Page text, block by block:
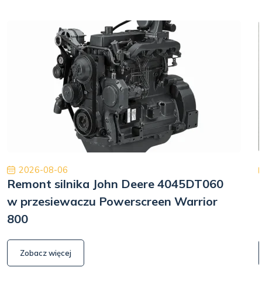
2026-08-06
Remont silnika John Deere 4045DT060
w przesiewaczu Powerscreen Warrior
800
Zobacz więcej